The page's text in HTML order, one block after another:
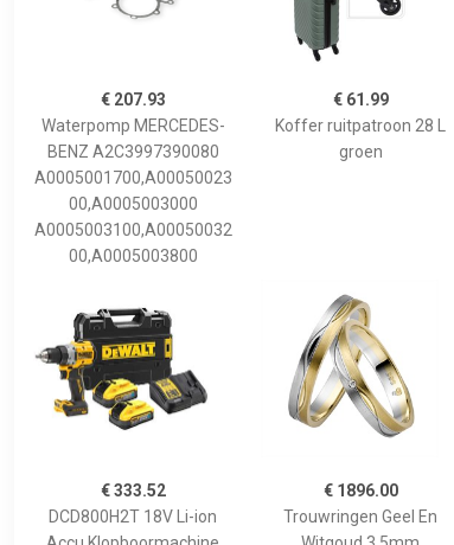
€ 207.93
Waterpomp MERCEDES-
BENZ A2C3997390080
A0005001700,A00050023
00,A0005003000
A0005003100,A00050032
00,A0005003800
€ 61.99
Koffer ruitpatroon 28 L
groen
€ 333.52
DCD800H2T 18V Li-ion
€ 1896.00
Trouwringen Geel En